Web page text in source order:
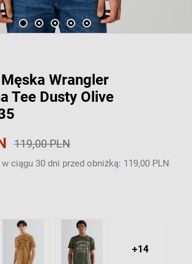
Wrangler
Tee Dusty Olive
119,00 PLN
ciągu 30 dni przed obniżką: 119,00 PLN
+14